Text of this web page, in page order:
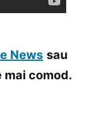
News sau
comod.